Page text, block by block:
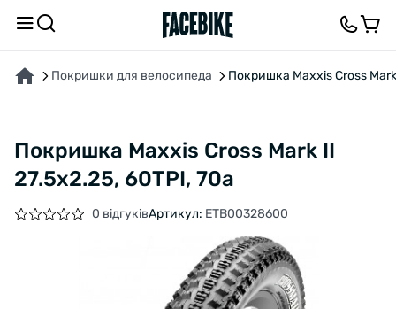
Покришки для велосипеда Покришка Maxxis Cross
Покришка Maxxis Cross Mark II
27.5x2.25, 60TPI, 70a
0 відгуківАртикул: ETB00328600
ПРО ТОВАР ХАРАКТЕРИСТИКИВІДГУКИ ТА ЗАПИТАННЯ